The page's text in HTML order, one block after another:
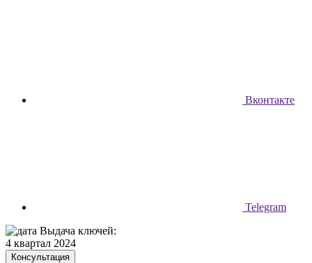
Вконтакте
Telegram
Выдача ключей:
4 квартал 2024
Консультация